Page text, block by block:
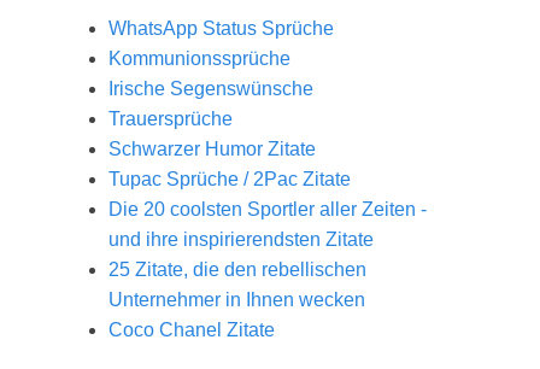
WhatsApp Status Sprüche
Kommunionssprüche
Irische Segenswünsche
Trauersprüche
Schwarzer Humor Zitate
Tupac Sprüche / 2Pac Zitate
Die 20 coolsten Sportler aller Zeiten -
und ihre inspirierendsten Zitate
25 Zitate, die den rebellischen
Unternehmer in Ihnen wecken
Coco Chanel Zitate